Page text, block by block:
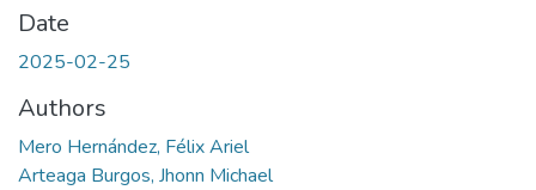
Date
2025-02-25
Authors
Mero Hernández, Félix Ariel
Arteaga Burgos, Jhonn Michael